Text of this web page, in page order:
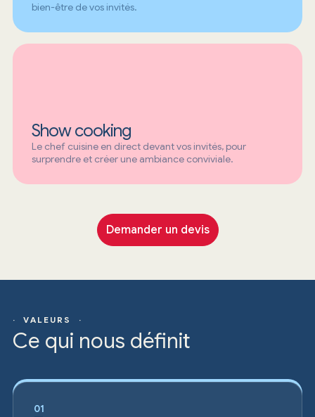
bien-être de vos invités.
Show cooking
Le chef cuisine en direct devant vos invités, pour
surprendre et créer une ambiance conviviale.
Demander un devis
· VALEURS ·
Ce qui nous définit
01